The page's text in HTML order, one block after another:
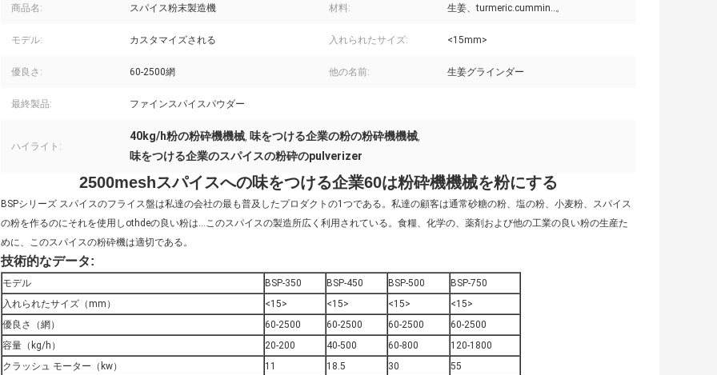
商品名: スパイス粉末製造機 材料: 生姜、turmeric.cummin..。
モデル: カスタマイズされる 入れられたサイズ: <15mm>
優良さ: 60-2500網 他の名前: 生姜グラインダー
最終製品: ファインスパイスパウダー
ハイライト:
40kg/h粉の粉砕機機械, 味をつける企業の粉の粉砕機機械,
味をつける企業のスパイスの粉砕のpulverizer
2500meshスパイスへの味をつける企業60は粉砕機機械を粉にする
BSPシリーズ スパイスのフライス盤は私達の会社の最も普及したプロダクトの1つである。私達の顧客は通常砂糖の粉、塩の粉、小麦粉、スパイス
の粉を作るのにそれを使用しothdeの良い粉は…このスパイスの製造所広く利用されている。食糧、化学の、薬剤および他の工業の良い粉の生産た
めに、このスパイスの粉砕機は適切である。
技術的なデータ:
モデル BSP-350 BSP-450 BSP-500
BSP-750
入れられたサイズ（mm）
<15> <15> <15>
<15>
優良さ（網）
60-2500 60-2500 60-2500
60-2500
容量（kg/h）
20-200 40-500 60-800
120-1800
クラッシュ モーター（kw）
11 18.5 30
55